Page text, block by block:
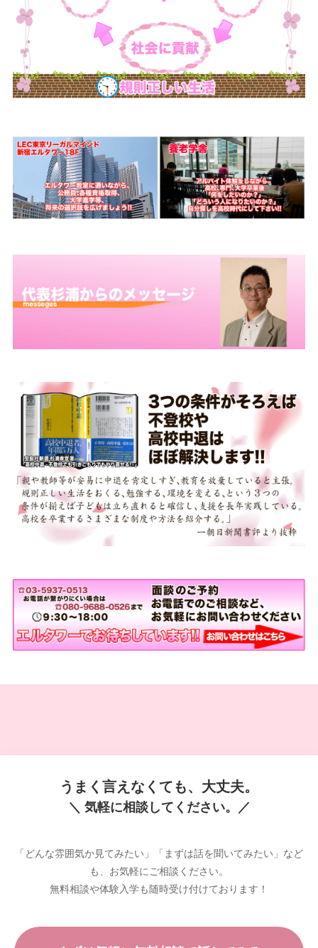
うまく言えなくても、大丈夫。
＼ 気軽に相談してください。／
「どんな雰囲気か見てみたい」「まずは話を聞いてみたい」など
も、お気軽にご相談ください。
無料相談や体験入学も随時受け付けております！